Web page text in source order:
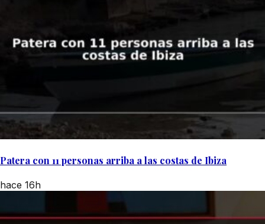
Patera con 11 personas arriba a las costas de Ibiza
hace 16h